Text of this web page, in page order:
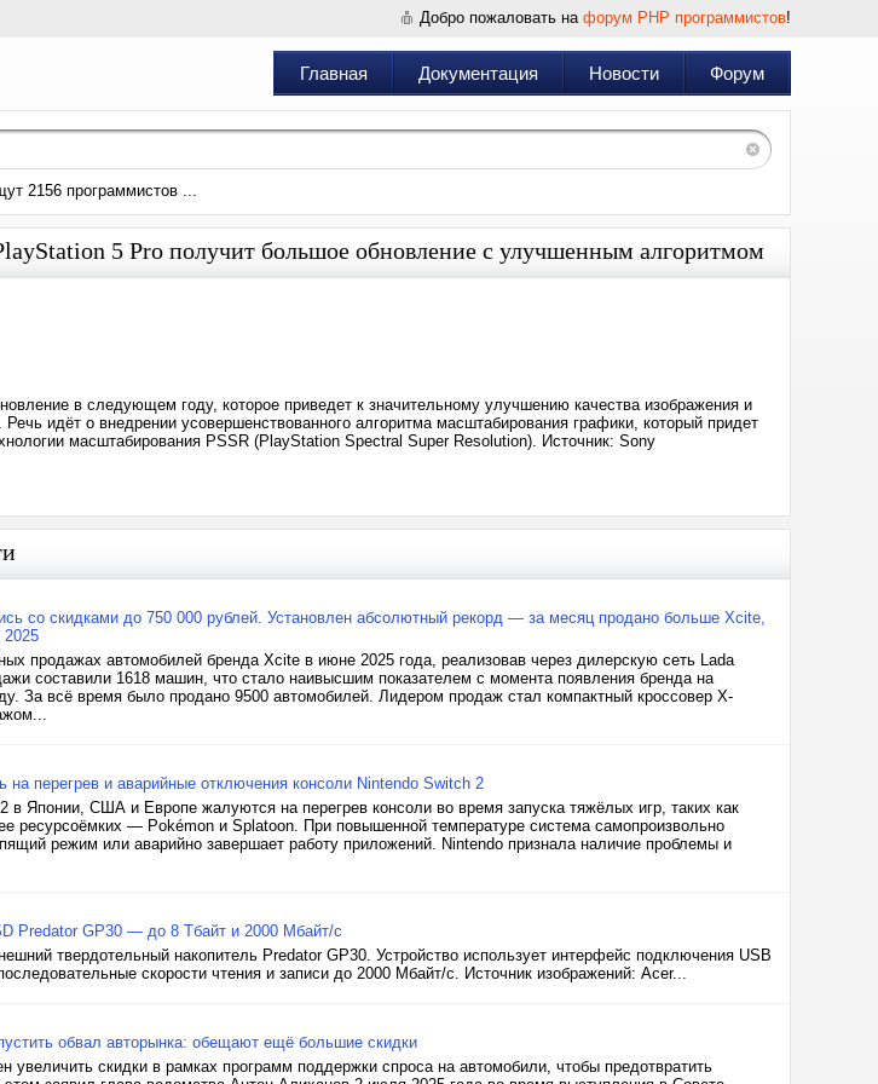
Добро пожаловать на форум PHP программистов!
Главная Документация Новости Форум
2156 программистов ...
5 Pro получит большое обновление с улучшенным алгоритмом
в следующем году, которое приведет к значительному улучшению качества изображения и
идёт о внедрении усовершенствованного алгоритма масштабирования графики, который придет
масштабирования PSSR (PlayStation Spectral Super Resolution). Источник: Sony
со скидками до 750 000 рублей. Установлен абсолютный рекорд — за месяц продано больше Xcite,
2025
продажах автомобилей бренда Xcite в июне 2025 года, реализовав через дилерскую сеть Lada
составили 1618 машин, что стало наивысшим показателем с момента появления бренда на
За всё время было продано 9500 автомобилей. Лидером продаж стал компактный кроссовер X-
на перегрев и аварийные отключения консоли Nintendo Switch 2
в Японии, США и Европе жалуются на перегрев консоли во время запуска тяжёлых игр, таких как
ресурсоёмких — Pokémon и Splatoon. При повышенной температуре система самопроизвольно
режим или аварийно завершает работу приложений. Nintendo признала наличие проблемы и
Predator GP30 — до 8 Тбайт и 2000 Мбайт/с
твердотельный накопитель Predator GP30. Устройство использует интерфейс подключения USB
скорости чтения и записи до 2000 Мбайт/с. Источник изображений: Acer...
обвал авторынка: обещают ещё большие скидки
увеличить скидки в рамках программ поддержки спроса на автомобили, чтобы предотвратить